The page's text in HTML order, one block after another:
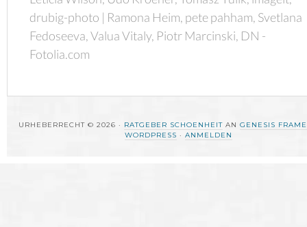
drubig-photo | Ramona Heim, pete pahham, Svetlana
Fedoseeva, Valua Vitaly, Piotr Marcinski, DN -
Fotolia.com
URHEBERRECHT © 2026 · RATGEBER SCHOENHEIT AN GENESIS
WORDPRESS · ANMELDEN